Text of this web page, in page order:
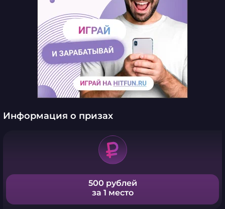
Информация о призах
500 рублей
за 1 место